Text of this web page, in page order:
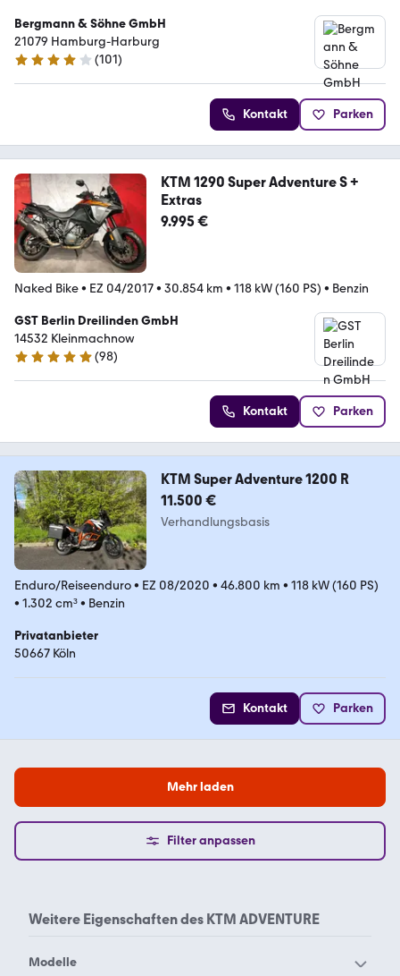
Bergmann & Söhne GmbH
21079 Hamburg-Harburg
3.9 Sterne
(101)
Kontakt Parken
KTM 1290 Super Adventure S +
Extras
9.995 €
Naked Bike• EZ 04/2017• 30.854 km • 118 kW (160 PS) • Benzin
GST Berlin Dreilinden GmbH
14532 Kleinmachnow
5 Sterne
(98)
Kontakt Parken
KTM Super Adventure 1200 R
11.500 €
Verhandlungsbasis
Enduro/Reiseenduro• EZ 08/2020 • 46.800 km • 118 kW (160 PS)
• 1.302 cm³• Benzin
Privatanbieter
50667 Köln
Kontakt Parken
Mehr laden
Filter anpassen
Weitere Eigenschaften des KTM ADVENTURE
Modelle